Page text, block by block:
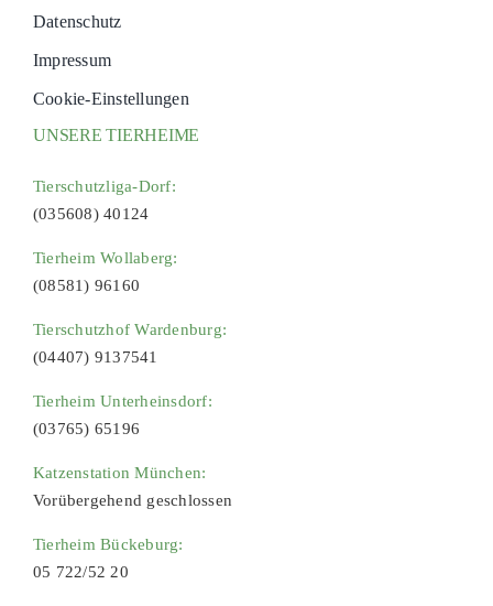
Datenschutz
Impressum
Cookie-Einstellungen
UNSERE TIERHEIME
Tierschutzliga-Dorf:
(035608) 40124
Tierheim Wollaberg:
(08581) 96160
Tierschutzhof Wardenburg:
(04407) 9137541
Tierheim Unterheinsdorf:
(03765) 65196
Katzenstation München:
Vorübergehend geschlossen
Tierheim Bückeburg:
05 722/52 20